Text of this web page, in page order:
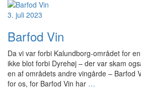
3. juli 2023
Barfod Vin
Da vi var forbi Kalundborg-området for
ikke blot forbi Dyrehøj – der var skam
en af områdets andre vingårde – Barfod
for os, for Barfod Vin har …